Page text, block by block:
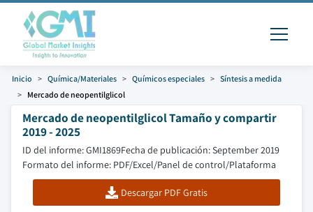
Inicio Química/Materiales Químicos especiales
Síntesis a medida
Mercado de neopentilglicol
Mercado de neopentilglicol Tamaño y compartir
2019 - 2025
ID del informe: GMI1869Fecha de publicación: September 2019
Formato del informe: PDF/Excel/Panel de control/Plataforma
Descargar PDF Gratis